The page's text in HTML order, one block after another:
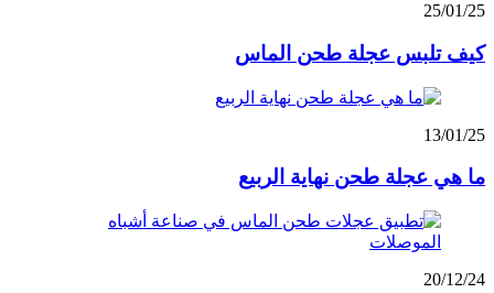
25/01/25
كيف تلبس عجلة طحن الماس
13/01/25
ما هي عجلة طحن نهاية الربيع
20/12/24